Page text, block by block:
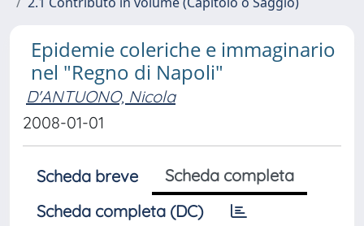
Epidemie coleriche e immaginario
nel "Regno di Napoli"
D'ANTUONO, Nicola
2008-01-01
Scheda breve
Scheda completa
Scheda completa (DC)